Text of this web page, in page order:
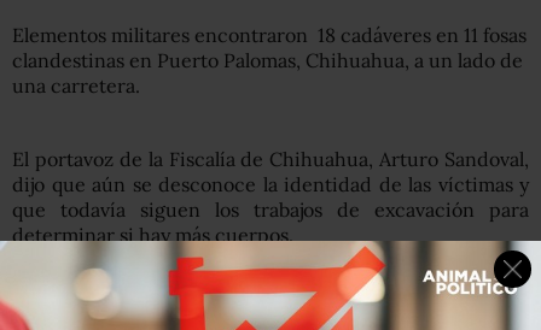
Elementos militares encontraron 18 cadáveres en 11 fosas
clandestinas en Puerto Palomas, Chihuahua, a un lado de
una carretera.
El portavoz de la Fiscalía de Chihuahua, Arturo Sandoval,
dijo que aún se desconoce la identidad de las víctimas y
que todavía siguen los trabajos de excavación para
determinar si hay más cuerpos.
Lo que tampoco se ha aclarado es si los cadáveres
pertenecen a presuntos miembros de algún cártel del